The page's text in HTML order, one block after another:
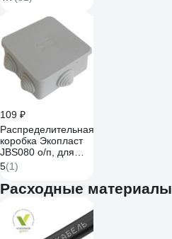
выходов, IP44 цвет
черный, подходит
для монтаж.
пистолета
44006BL-1
109 ₽
Распределительная
коробка Экопласт
JBS080 о/п, для
монтажного
пистолета
85x85x50 6 вых,
IP44 44066-1
5(1)
Расходные материалы